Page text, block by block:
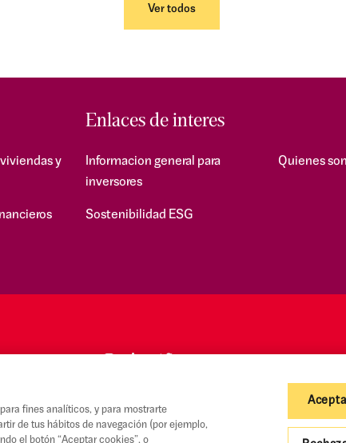
Ver todos
y
Enlaces de interes
Informacion general para
inversores
Quienes
Sostenibilidad ESG
fines analíticos, y para mostrarte
de tus hábitos de navegación (por ejemplo,
el botón “Aceptar cookies”, o